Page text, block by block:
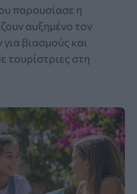
παρουσίασε η
αυξημένο τον
βιασμούς και
τουρίστριες στη